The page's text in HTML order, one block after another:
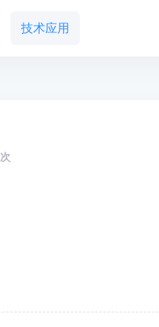
技术应用
次